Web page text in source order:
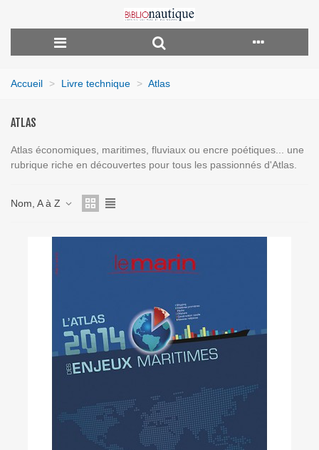
Accueil > Livre technique > Atlas
ATLAS
Atlas économiques, maritimes, fluviaux ou encre poétiques... une
rubrique riche en découvertes pour tous les passionnés d'Atlas.
Nom, A à Z